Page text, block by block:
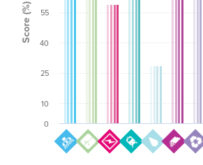
Score (%)
0
10
25
40
55